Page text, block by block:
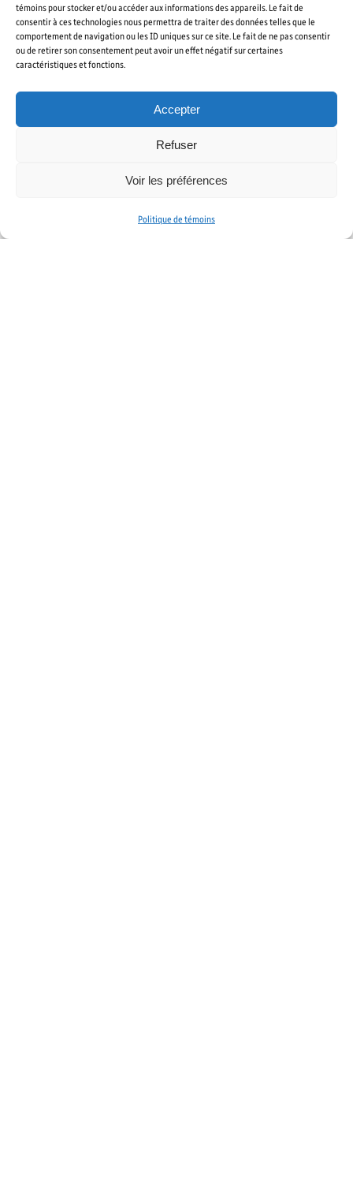
témoins pour stocker et/ou accéder aux informations des appareils. Le fait de
consentir à ces technologies nous permettra de traiter des données telles que le
comportement de navigation ou les ID uniques sur ce site. Le fait de ne pas consentir
ou de retirer son consentement peut avoir un effet négatif sur certaines
caractéristiques et fonctions.
Accepter
Refuser
Voir les préférences
Politique de témoins
La différence sherbrookoise en
techniques policières